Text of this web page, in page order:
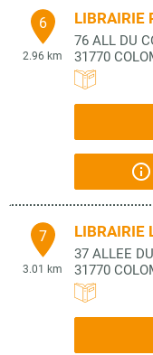
6
2.96 km
LIBRAIRIE
76 ALL DU
31770
7
3.01 km
LIBRAIRIE
37 ALLEE
31770